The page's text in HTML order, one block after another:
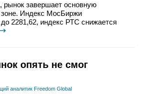
рынок завершает основную
зоне. Индекс МосБиржи
2281,62, индекс РТС снижается
опять не смог
аналитик Freedom Global